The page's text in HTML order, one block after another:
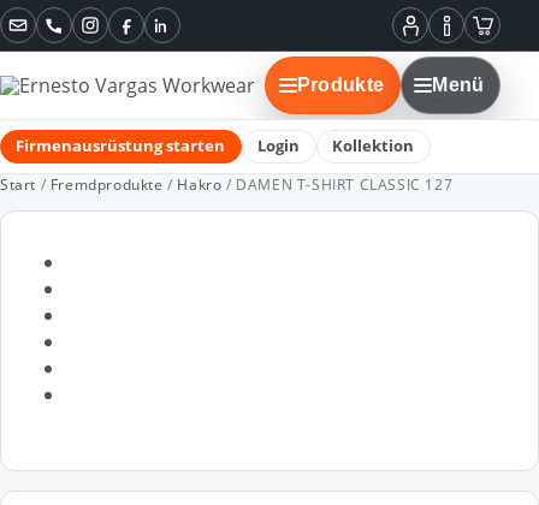
Mein
Konto
Informationen
Instagram
FacebookLinkedIn
Produkte Menü
Firmenausrüstung starten Login Kollektion
Start / Fremdprodukte / Hakro / DAMEN T-SHIRT CLASSIC 127